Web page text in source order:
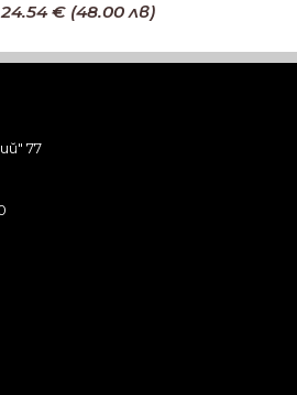
24.54 € (48.00 лв)
77